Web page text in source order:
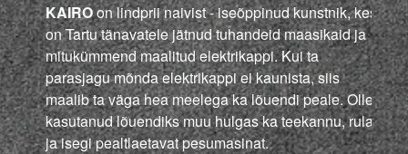
KAIROon lindprii naivist - iseõppinud kunstnik, kes
on Tartu tänavatele jätnud tuhandeid maasikaid ja
mitukümmend maalitud elektrikappi. Kui ta
parasjagu mõnda elektrikappi ei kaunista, siis
maalib ta väga hea meelega ka lõuendi peale. Olles
kasutanud lõuendiks muu hulgas ka teekannu, rula
ja isegi pealtlaetavat pesumasinat.